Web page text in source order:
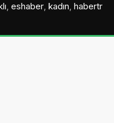
, eshaber, kadın, habertr